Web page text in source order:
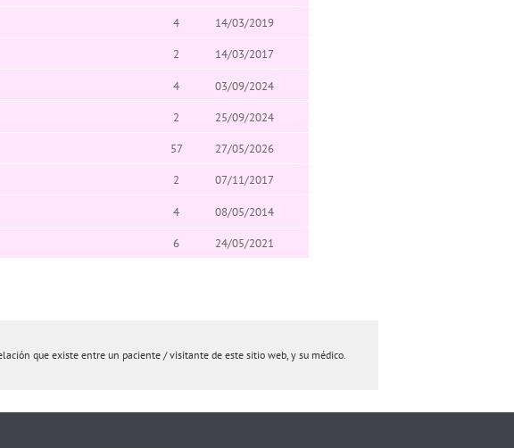
4 14/03/2019
2 14/03/2017
4 03/09/2024
2 25/09/2024
57 27/05/2026
2 07/11/2017
4 08/05/2014
6 24/05/2021
que existe entre un paciente / visitante de este sitio web, y su médico.